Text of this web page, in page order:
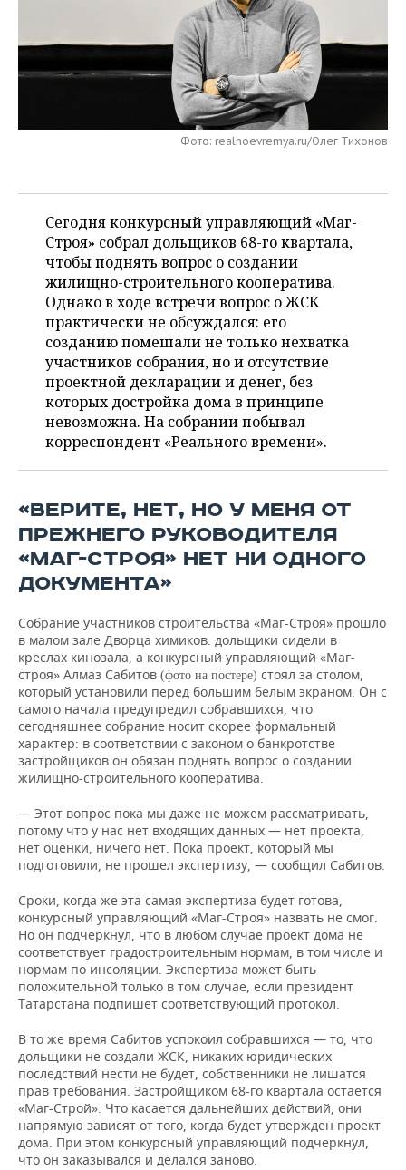
НЕФТЬ
ЭНЕРГЕТИКА
РОЗНИЧНАЯ ТОРГОВЛЯ
ТРАНСПОРТ
НОВОСТИ ТЕХНОЛОГИЙ
IT
НОВОСТИ МЕРОПРИЯТИЙ
ВЫЕЗДНАЯ РЕДАКЦИЯ
ОТКРЫТАЯ ЛЕКЦИЯ
СПОРТ
БАСКЕТБОЛ
ВОЛЕЙБОЛ
КИБЕРСПОРТ
ФИГУРНОЕ КАТАНИЕ
ВОДНЫЕ ВИДЫ СПОРТА
ХОККЕЙ С МЯЧОМ
ИНФРАСТРУКТУРА
ИСТОРИЯ
КУЛЬТУРА
МЕДИЦИНА
ОБРАЗОВАНИЕ
ПРОИСШЕСТВИЯ
СПРАВОЧНИК
СПИСОК ПЕРСОН
СПИСОК КОМПАНИЙ
ПОЛНАЯ ВЕРСИЯ
Фото: realnoevremya.ru/Олег Тихонов
Сегодня конкурсный управляющий «Маг-
Строя» собрал дольщиков 68-го квартала,
чтобы поднять вопрос о создании
жилищно-строительного кооператива.
Однако в ходе встречи вопрос о ЖСК
практически не обсуждался: его
созданию помешали не только нехватка
участников собрания, но и отсутствие
проектной декларации и денег, без
которых достройка дома в принципе
невозможна. На собрании побывал
корреспондент «Реального времени».
«ВЕРИТЕ, НЕТ, НО У МЕНЯ ОТ
ПРЕЖНЕГО РУКОВОДИТЕЛЯ
«МАГ-СТРОЯ» НЕТ НИ ОДНОГО
ДОКУМЕНТА»
Собрание участников строительства «Маг-Строя» прошло
в малом зале Дворца химиков: дольщики сидели в
креслах кинозала, а конкурсный управляющий «Маг-
строя» Алмаз Сабитов (фото на постере) стоял за столом,
который установили перед большим белым экраном. Он с
самого начала предупредил собравшихся, что
сегодняшнее собрание носит скорее формальный
характер: в соответствии с законом о банкротстве
застройщиков он обязан поднять вопрос о создании
жилищно-строительного кооператива.
— Этот вопрос пока мы даже не можем рассматривать,
потому что у нас нет входящих данных — нет проекта,
нет оценки, ничего нет. Пока проект, который мы
подготовили, не прошел экспертизу, — сообщил Сабитов.
Сроки, когда же эта самая экспертиза будет готова,
конкурсный управляющий «Маг-Строя» назвать не смог.
Но он подчеркнул, что в любом случае проект дома не
соответствует градостроительным нормам, в том числе и
нормам по инсоляции. Экспертиза может быть
положительной только в том случае, если президент
Татарстана подпишет соответствующий протокол.
В то же время Сабитов успокоил собравшихся — то, что
дольщики не создали ЖСК, никаких юридических
последствий нести не будет, собственники не лишатся
прав требования. Застройщиком 68-го квартала остается
«Маг-Строй». Что касается дальнейших действий, они
напрямую зависят от того, когда будет утвержден проект
дома. При этом конкурсный управляющий подчеркнул,
что он заказывался и делался заново.